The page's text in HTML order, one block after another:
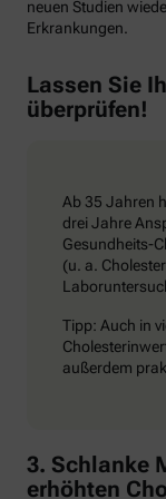
neuen Studien
Erkrankungen.
Lassen Sie
überprüfen!
Ab 35 Jahren
drei Jahre
Gesundheits-
(u. a.
Tipp: Auch in
außerdem
3. Schlanke
erhöhten